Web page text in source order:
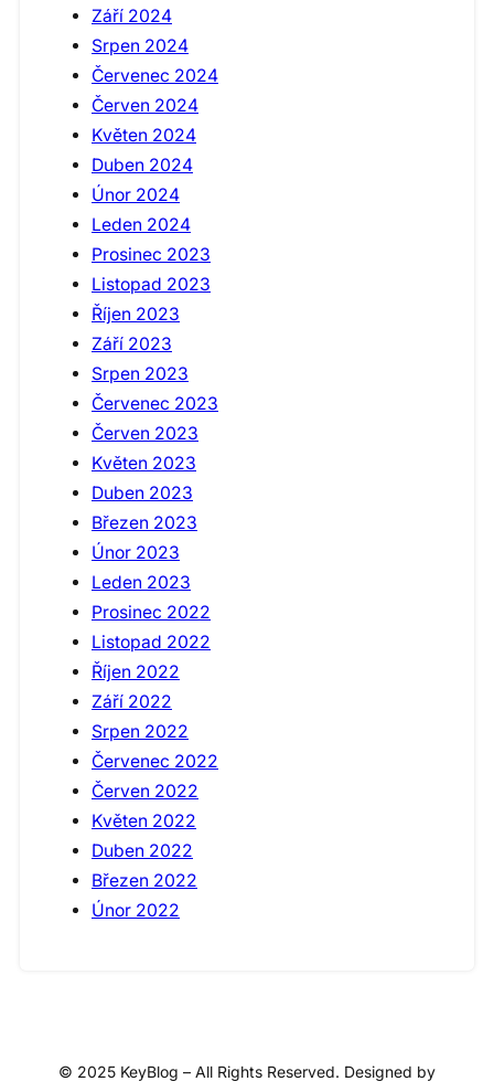
Září 2024
Srpen 2024
Červenec 2024
Červen 2024
Květen 2024
Duben 2024
Únor 2024
Leden 2024
Prosinec 2023
Listopad 2023
Říjen 2023
Září 2023
Srpen 2023
Červenec 2023
Červen 2023
Květen 2023
Duben 2023
Březen 2023
Únor 2023
Leden 2023
Prosinec 2022
Listopad 2022
Říjen 2022
Září 2022
Srpen 2022
Červenec 2022
Červen 2022
Květen 2022
Duben 2022
Březen 2022
Únor 2022
© 2025 KeyBlog – All Rights Reserved. Designed by